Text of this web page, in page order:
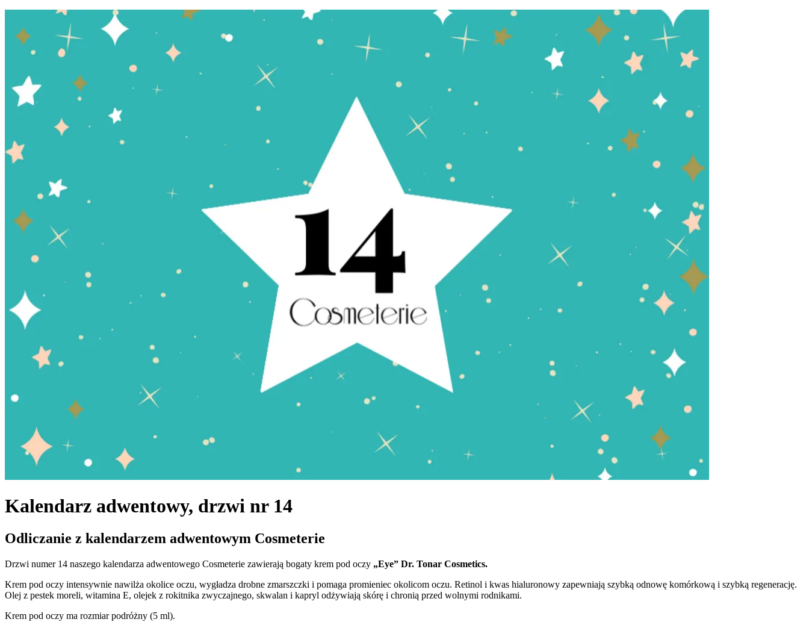
Kalendarz adwentowy, drzwi nr 14
Odliczanie z kalendarzem adwentowym Cosmeterie
Drzwi numer 14 naszego kalendarza adwentowego Cosmeterie zawierają bogaty krem pod oczy „Eye” Dr. Tonar Cosmetics.
Krem pod oczy intensywnie nawilża okolice oczu, wygładza drobne zmarszczki i pomaga promieniec okolicom oczu. Retinol i kwas hialuronowy zapewniają szybką odnowę komórkową i szybką regenerację.
Olej z pestek moreli, witamina E, olejek z rokitnika zwyczajnego, skwalan i kapryl odżywiają skórę i chronią przed wolnymi rodnikami.
Krem pod oczy ma rozmiar podróżny (5 ml).